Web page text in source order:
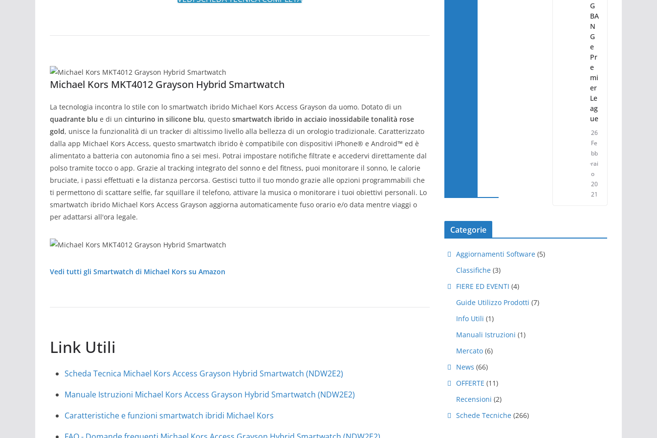
Michael Kors MKT4012 Grayson Hybrid Smartwatch
La tecnologia incontra lo stile con lo smartwatch ibrido Michael Kors Access Grayson da uomo. Dotato di un
quadrante blu e di un cinturino in silicone blu, questo smartwatch ibrido in acciaio inossidabile tonalità rose
gold, unisce la funzionalità di un tracker di altissimo livello alla bellezza di un orologio tradizionale. Caratterizzato
dalla app Michael Kors Access, questo smartwatch ibrido è compatibile con dispositivi iPhone® e Android™ ed è
alimentato a batteria con autonomia fino a sei mesi. Potrai impostare notifiche filtrate e accedervi direttamente dal
polso tramite tocco o app. Grazie al tracking integrato del sonno e del fitness, puoi monitorare il sonno, le calorie
bruciate, i passi effettuati e la distanza percorsa. Gestisci tutto il tuo mondo grazie alle opzioni programmabili che
ti permettono di scattare selfie, far squillare il telefono, attivare la musica o monitorare i tuoi obiettivi personali. Lo
smartwatch ibrido Michael Kors Access Grayson aggiorna automaticamente fuso orario e/o data mentre viaggi o
per adattarsi all'ora legale.
Vedi tutti gli Smartwatch di Michael Kors su Amazon
Link Utili
Scheda Tecnica Michael Kors Access Grayson Hybrid Smartwatch (NDW2E2)
Manuale Istruzioni Michael Kors Access Grayson Hybrid Smartwatch (NDW2E2)
Caratteristiche e funzioni smartwatch ibridi Michael Kors
G
BA
N
G
e
Pr
e
mi
er
Le
ag
ue
26
Fe
bb
rai
o
20
21
Categorie
Aggiornamenti Software(5)
Classifiche(3)
FIERE ED EVENTI (4)
Guide Utilizzo Prodotti (7)
Info Utili (1)
Manuali Istruzioni (1)
Mercato(6)
News (66)
OFFERTE (11)
Recensioni (2)
Schede Tecniche(266)